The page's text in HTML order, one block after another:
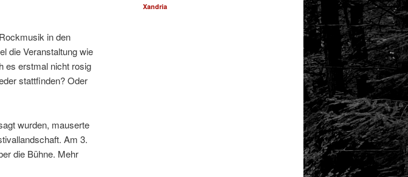
in den
die Veranstaltung wie
es erstmal nicht rosig
stattfinden? Oder
wurden, mauserte
Am 3.
die Bühne. Mehr
Xandria